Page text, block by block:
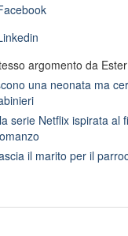
argomento da
una neonata ma
serie Netflix ispirata al
il marito per il